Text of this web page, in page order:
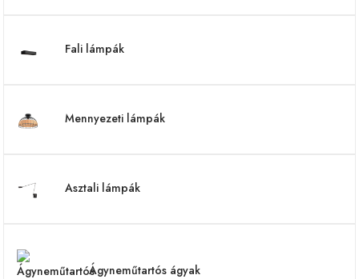
Fali lámpák
Mennyezeti lámpák
Asztali lámpák
Ágyneműtartós ágyak